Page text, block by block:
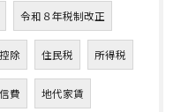
令和８年税制改正
控除 住民税 所得税
費 地代家賃